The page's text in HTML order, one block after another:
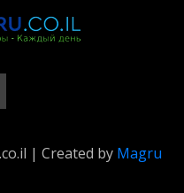
| Created by Magru